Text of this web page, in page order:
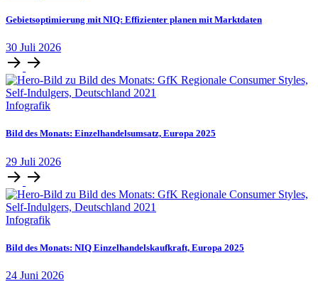
Gebietsoptimierung mit NIQ: Effizienter planen mit Marktdaten
30 Juli 2026
Infografik
Bild des Monats: Einzelhandelsumsatz, Europa 2025
29 Juli 2026
Infografik
Bild des Monats: NIQ Einzelhandelskaufkraft, Europa 2025
24 Juni 2026